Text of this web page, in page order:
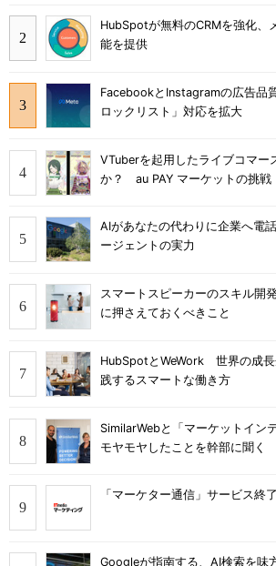
HubSpotが無料のCRMを強化、
能を提供
FacebookとInstagramの広告
ロックリスト」対応を拡大
VTuberを起用したライブコマー
か？ au PAY マーケットの挑戦
AIがあなたの代わりに企業へ
ージェントの実力
スマートスピーカーのスキル開
に押さえておくべきこと
HubSpotとWeWork 世界の成
践するスマートな働き方
SimilarWebと「マーケットイン
モヤモヤしたことを幹部に聞く
「マーケター通信」サービス終
Googleが指南する、AI検索を味